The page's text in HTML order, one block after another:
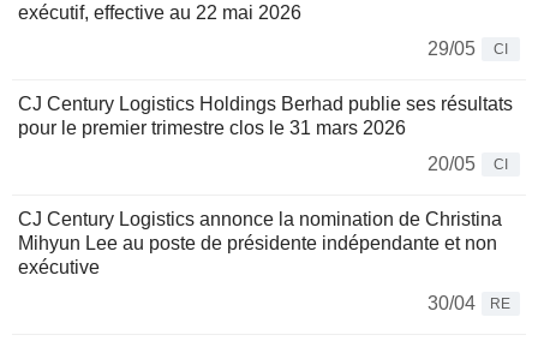
exécutif, effective au 22 mai 2026
29/05
CI
CJ Century Logistics Holdings Berhad publie ses résultats
pour le premier trimestre clos le 31 mars 2026
20/05
CI
CJ Century Logistics annonce la nomination de Christina
Mihyun Lee au poste de présidente indépendante et non
exécutive
30/04
RE